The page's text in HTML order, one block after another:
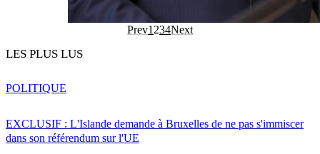
Prev1 234Next
LES PLUS LUS
EXCLUSIF : L'Islande demande à Bruxelles de ne pas s'immiscer
dans son référendum sur l'UE
POLITIQUE